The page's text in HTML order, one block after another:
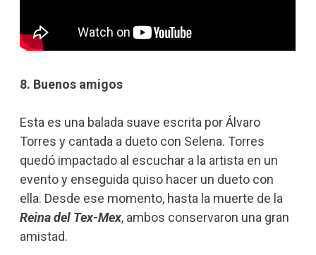
8. Buenos amigos
Esta es una balada suave escrita por Álvaro
Torres y cantada a dueto con Selena. Torres
quedó impactado al escuchar a la artista en un
evento y enseguida quiso hacer un dueto con
ella. Desde ese momento, hasta la muerte de la
Reina del Tex-Mex, ambos conservaron una gran
amistad.